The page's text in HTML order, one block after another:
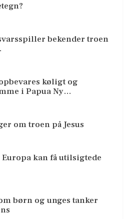
bekender troen
køligt og
i Papua Ny…
om troen på Jesus
kan få utilsigtede
børn og unges tanker